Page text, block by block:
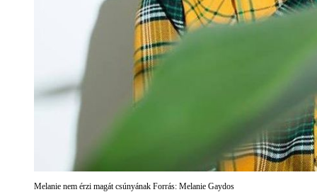
Melanie nem érzi magát csúnyának Forrás: Melanie Gaydos